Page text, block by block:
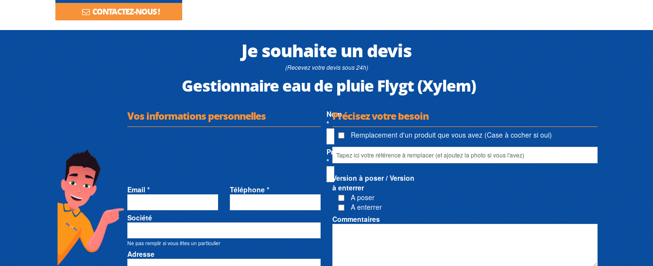
CONTACTEZ-NOUS !
Je souhaite un devis
(Recevez votre devis sous 24h)
Gestionnaire eau de pluie Flygt (Xylem)
Vos informations personnelles
Nom
*
Prénom
*
Email * Téléphone *
Société
Ne pas remplir si vous êtes un particulier
Adresse
Précisez votre besoin
Remplacement d'un produit que vous avez (Case à cocher si oui)
Version à poser / Version
à enterrer
A poser
A enterrer
Commentaires